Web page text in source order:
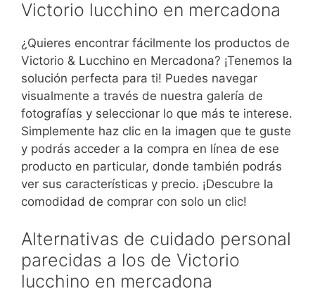
Victorio lucchino en mercadona
¿Quieres encontrar fácilmente los productos de
Victorio & Lucchino en Mercadona? ¡Tenemos la
solución perfecta para ti! Puedes navegar
visualmente a través de nuestra galería de
fotografías y seleccionar lo que más te interese.
Simplemente haz clic en la imagen que te guste
y podrás acceder a la compra en línea de ese
producto en particular, donde también podrás
ver sus características y precio. ¡Descubre la
comodidad de comprar con solo un clic!
Alternativas de cuidado personal
parecidas a los de Victorio
lucchino en mercadona